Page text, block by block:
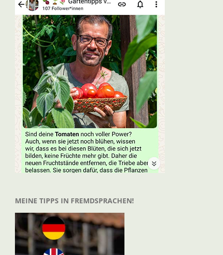
MEINE TIPPS IN FREMDSPRACHEN!